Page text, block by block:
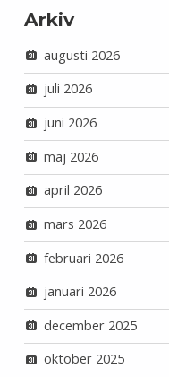
Arkiv
augusti 2026
juli 2026
juni 2026
maj 2026
april 2026
mars 2026
februari 2026
januari 2026
december 2025
oktober 2025